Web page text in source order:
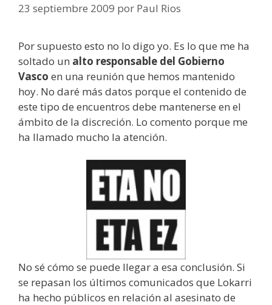
23 septiembre 2009 por Paul Rios
Por supuesto esto no lo digo yo. Es lo que me ha
soltado un alto responsable del Gobierno
Vasco en una reunión que hemos mantenido
hoy. No daré más datos porque el contenido de
este tipo de encuentros debe mantenerse en el
ámbito de la discreción. Lo comento porque me
ha llamado mucho la atención.
No sé cómo se puede llegar a esa conclusión. Si
se repasan los últimos comunicados que Lokarri
ha hecho públicos en relación al asesinato de